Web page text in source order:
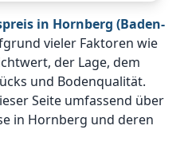
in Hornberg (Baden-
vieler Faktoren wie
der Lage, dem
und Bodenqualität.
Seite umfassend über
in Hornberg und deren